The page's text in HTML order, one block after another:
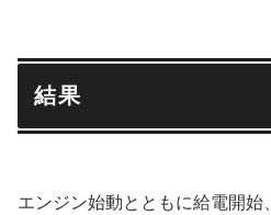
結果
エンジン始動とともに給電開